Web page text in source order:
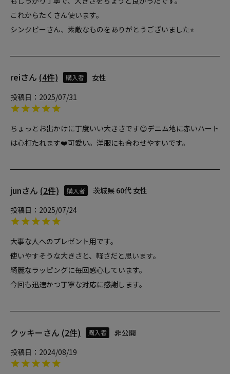
これからたくさん使います。
シンクビーさん、素敵なものをありがとうございました⭐︎
rei 4 購入者
女性
投稿日
2025/07/31
ちょっとお出かけに丁度いい大きさです😊デニム地に赤いハート
は心打たれます❤️可愛い。洋服にも合わせやすいです。
jun 2 購入者 茨城県 60代 女性
投稿日
2025/07/24
大事な人へのプレゼント用です。
使いやすそうな大きさと、軽さだと思います。
綺麗なラッピングに毎回感心しています。
今回も迅速かつ丁寧な対応に感謝します。
クッキー 2 購入者
非公開
投稿日
2024/08/19